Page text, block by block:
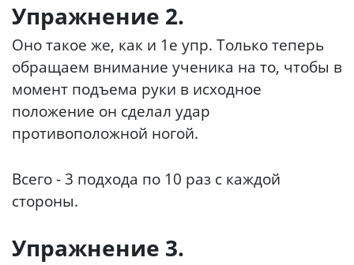
Упражнение 2.
Оно такое же, как и 1е упр. Только теперь
обращаем внимание ученика на то, чтобы в
момент подъема руки в исходное
положение он сделал удар
противоположной ногой.
Всего - 3 подхода по 10 раз с каждой
стороны.
Упражнение 3.